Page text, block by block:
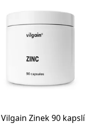
Vilgain Zinek 90 kapslí